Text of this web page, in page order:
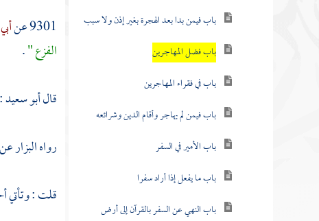
باب فيمن بدا بعد الهجرة بغير إذن ولا سبب
باب فضل المهاجرين
باب في فقراء المهاجرين
باب فيمن لم يهاجر وأقام الدين وشرائعه
باب الأمير في السفر
باب ما يفعل إذا أراد سفرا
باب النهي عن السفر بالقرآن إلى أرض
9301 عن
الفزع ".
قالأبو سعيد
رواهالبزار
قلت : وتأتي